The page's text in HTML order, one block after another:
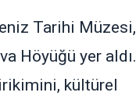
Tarihi Müzesi,
Höyüğü yer aldı.
kültürel